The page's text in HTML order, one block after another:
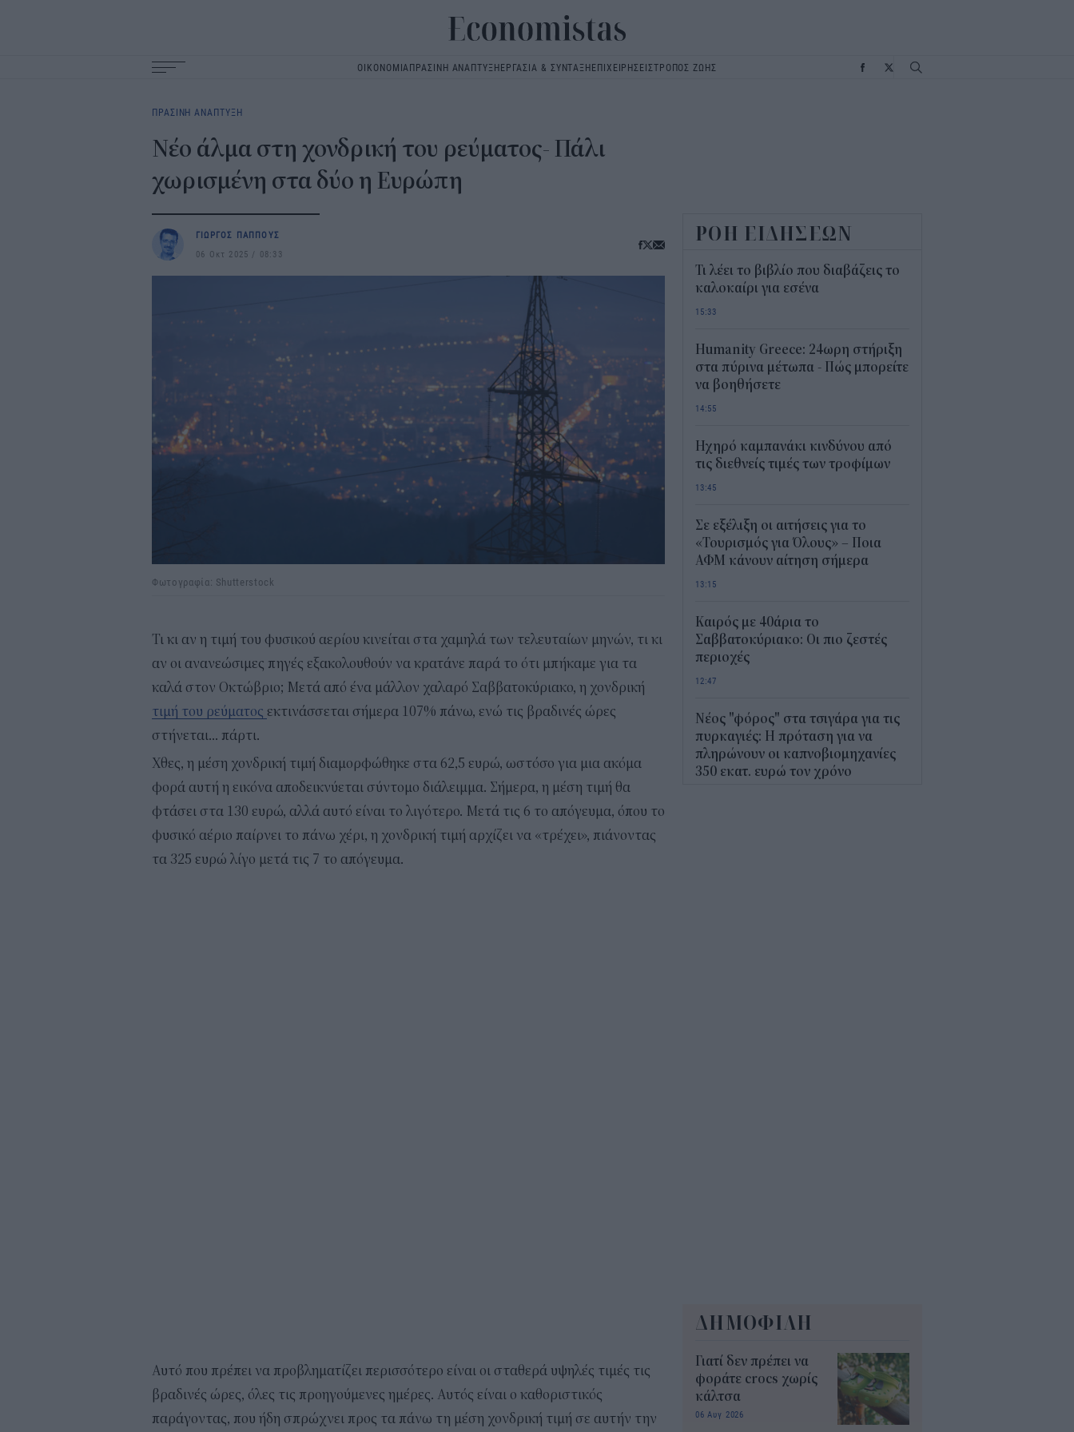
ΟΙΚΟΝΟΜΙΑΠΡΑΣΙΝΗ ΑΝΑΠΤΥΞΗΕΡΓΑΣΙΑ & ΣΥΝΤΑΞΗΕΠΙΧΕΙΡΗΣΕΙΣΤΡΟΠΟΣ ΖΩΗΣ
navigation
ΠΡΑΣΙΝΗ ΑΝΑΠΤΥΞΗ
Νέο άλμα στη χονδρική του ρεύματος- Πάλι
χωρισμένη στα δύο η Ευρώπη
ΓΙΩΡΓΟΣ ΠΑΠΠΟΥΣ
06 Οκτ 2025
08:33
Φωτογραφία: Shutterstock
Τι κι αν η τιμή του φυσικού αερίου κινείται στα χαμηλά των τελευταίων μηνών, τι κι
αν οι ανανεώσιμες πηγές εξακολουθούν να κρατάνε παρά το ότι μπήκαμε για τα
καλά στον Οκτώβριο; Μετά από ένα μάλλον χαλαρό Σαββατοκύριακο, η χονδρική
τιμή του ρεύματος εκτινάσσεται σήμερα 107% πάνω, ενώ τις βραδινές ώρες
στήνεται… πάρτι.
Χθες, η μέση χονδρική τιμή διαμορφώθηκε στα 62,5 ευρώ, ωστόσο για μια ακόμα
φορά αυτή η εικόνα αποδεικνύεται σύντομο διάλειμμα. Σήμερα, η μέση τιμή θα
φτάσει στα 130 ευρώ, αλλά αυτό είναι το λιγότερο. Μετά τις 6 το απόγευμα, όπου το
φυσικό αέριο παίρνει το πάνω χέρι, η χονδρική τιμή αρχίζει να «τρέχει», πιάνοντας
τα 325 ευρώ λίγο μετά τις 7 το απόγευμα.
Αυτό που πρέπει να προβληματίζει περισσότερο είναι οι σταθερά υψηλές τιμές τις
βραδινές ώρες, όλες τις προηγούμενες ημέρες. Αυτός είναι ο καθοριστικός
παράγοντας, που ήδη σπρώχνει προς τα πάνω τη μέση χονδρική τιμή σε αυτήν την
ΡΟΗ ΕΙΔΗΣΕΩΝ
Τι λέει το βιβλίο που διαβάζεις το
καλοκαίρι για εσένα
15:33
Humanity Greece: 24ωρη στήριξη
στα πύρινα μέτωπα - Πώς μπορείτε
να βοηθήσετε
14:55
Ηχηρό καμπανάκι κινδύνου από
τις διεθνείς τιμές των τροφίμων
13:45
Σε εξέλιξη οι αιτήσεις για το
«Τουρισμός για Όλους» – Ποια
ΑΦΜ κάνουν αίτηση σήμερα
13:15
Καιρός με 40άρια το
Σαββατοκύριακο: Οι πιο ζεστές
περιοχές
12:47
Νέος "φόρος" στα τσιγάρα για τις
πυρκαγιές: Η πρόταση για να
πληρώνουν οι καπνοβιομηχανίες
350 εκατ. ευρώ τον χρόνο
ΔΗΜΟΦΙΛΗ
Γιατί δεν πρέπει να
φοράτε crocs χωρίς
κάλτσα
06 Αυγ 2026